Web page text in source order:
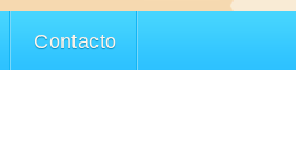
Contacto